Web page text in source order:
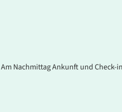
Nachmittag Ankunft und Check-